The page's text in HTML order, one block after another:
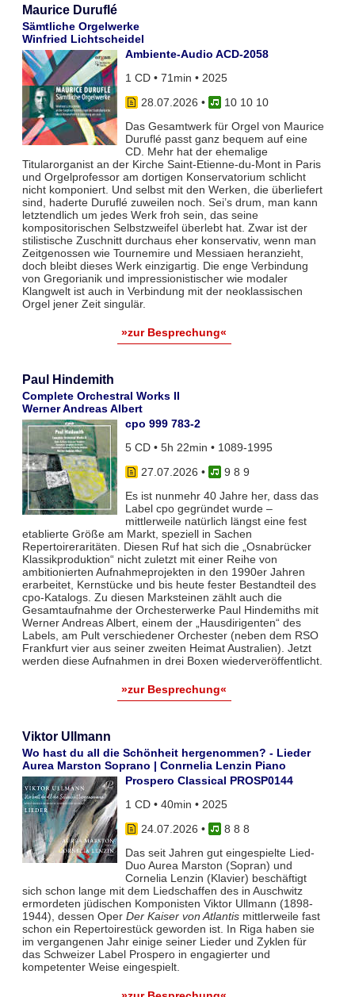
Maurice Duruflé
Sämtliche Orgelwerke
Winfried Lichtscheidel
Ambiente-Audio ACD-2058
1 CD • 71min • 2025
28.07.2026 •
10 10 10
Das Gesamtwerk für Orgel von Maurice
Duruflé passt ganz bequem auf eine
CD. Mehr hat der ehemalige
Titularorganist an der Kirche Saint-Etienne-du-Mont in Paris
und Orgelprofessor am dortigen Konservatorium schlicht
nicht komponiert. Und selbst mit den Werken, die überliefert
sind, haderte Duruflé zuweilen noch. Sei’s drum, man kann
letztendlich um jedes Werk froh sein, das seine
kompositorischen Selbstzweifel überlebt hat. Zwar ist der
stilistische Zuschnitt durchaus eher konservativ, wenn man
Zeitgenossen wie Tournemire und Messiaen heranzieht,
doch bleibt dieses Werk einzigartig. Die enge Verbindung
von Gregorianik und impressionistischer wie modaler
Klangwelt ist auch in Verbindung mit der neoklassischen
Orgel jener Zeit singulär.
»zur Besprechung«
Paul Hindemith
Complete Orchestral Works II
Werner Andreas Albert
cpo 999 783-2
5 CD • 5h 22min • 1089-1995
27.07.2026 •
9 8 9
Es ist nunmehr 40 Jahre her, dass das
Label cpo gegründet wurde –
mittlerweile natürlich längst eine fest
etablierte Größe am Markt, speziell in Sachen
Repertoireraritäten. Diesen Ruf hat sich die „Osnabrücker
Klassikproduktion“ nicht zuletzt mit einer Reihe von
ambitionierten Aufnahmeprojekten in den 1990er Jahren
erarbeitet, Kernstücke und bis heute fester Bestandteil des
cpo-Katalogs. Zu diesen Marksteinen zählt auch die
Gesamtaufnahme der Orchesterwerke Paul Hindemiths mit
Werner Andreas Albert, einem der „Hausdirigenten“ des
Labels, am Pult verschiedener Orchester (neben dem RSO
Frankfurt vier aus seiner zweiten Heimat Australien). Jetzt
werden diese Aufnahmen in drei Boxen wiederveröffentlicht.
»zur Besprechung«
Viktor Ullmann
Wo hast du all die Schönheit hergenommen? - Lieder
Aurea Marston Soprano | Conrnelia Lenzin Piano
Prospero Classical PROSP0144
1 CD • 40min • 2025
24.07.2026 •
8 8 8
Das seit Jahren gut eingespielte Lied-
Duo Aurea Marston (Sopran) und
Cornelia Lenzin (Klavier) beschäftigt
sich schon lange mit dem Liedschaffen des in Auschwitz
ermordeten jüdischen Komponisten Viktor Ullmann (1898-
1944), dessen Oper Der Kaiser von Atlantismittlerweile fast
schon ein Repertoirestück geworden ist. In Riga haben sie
im vergangenen Jahr einige seiner Lieder und Zyklen für
das Schweizer Label Prospero in engagierter und
kompetenter Weise eingespielt.